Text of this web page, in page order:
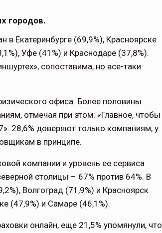
городов.
Екатеринбурге (69,9%), Красноярске
Уфе (41%) и Краснодаре (37,8%).
сопоставима, но все-таки
офиса. Более половины
отмечая при этом: «Главное, чтобы
28,6% доверяют только компаниям, у
в принципе.
компании и уровень ее сервиса
столицы – 67% против 64%. В
Волгоград (71,9%) и Красноярск
(47,9%) и Самаре (46,1%).
онлайн, еще 21,5% упомянули, что